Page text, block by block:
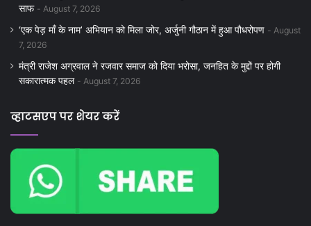
साफ
August 7, 2026
‘एक पेड़ माँ के नाम’ अभियान को मिला जोर, अर्जुनी गौठान में हुआ पौधरोपण
August
7, 2026
मंत्री राजेश अग्रवाल ने रजवार समाज को दिया भरोसा, जनहित के मुद्दों पर होगी
सकारात्मक पहल
August 7, 2026
व्हाटसएप पर शेयर करें